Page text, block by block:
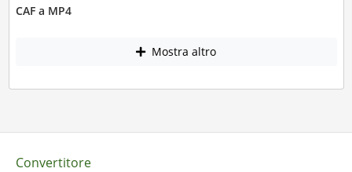
CAF a MP4
Mostra altro
Convertitore